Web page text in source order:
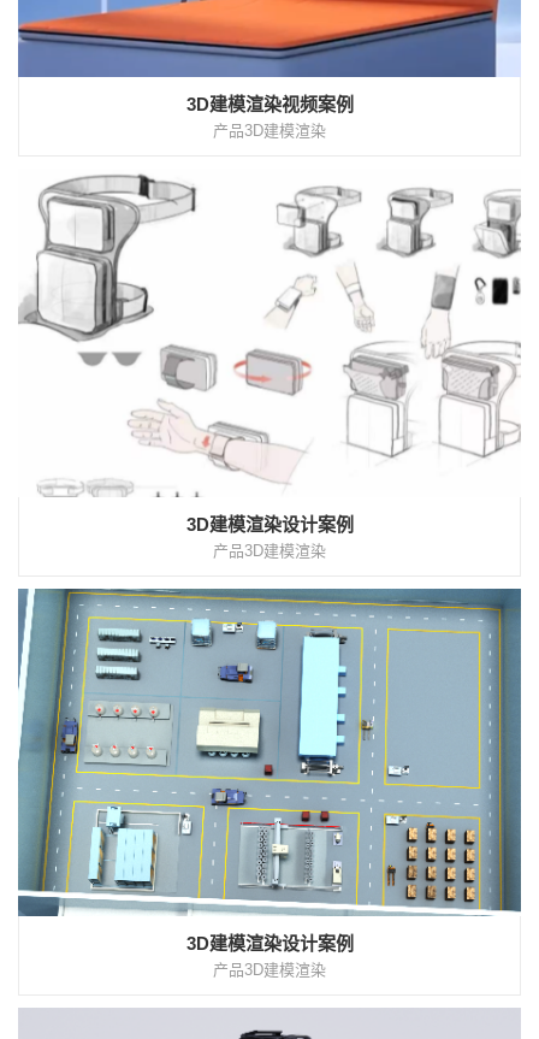
3D建模渲染视频案例
产品3D建模渲染
3D建模渲染设计案例
产品3D建模渲染
3D建模渲染设计案例
产品3D建模渲染